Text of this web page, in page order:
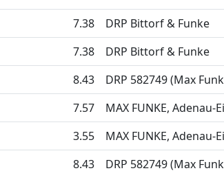
7.38 DRP Bittorf & Funke
7.38 DRP Bittorf & Funke
8.43 DRP 582749 (Max
7.57 MAX FUNKE, Adenau-
3.55 MAX FUNKE, Adenau-
8.43 DRP 582749 (Max